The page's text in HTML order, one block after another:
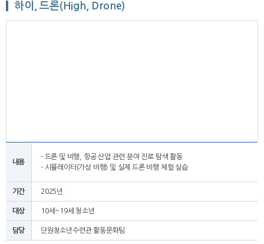
하이, 드론(High, Drone)
내용
- 드론 및 비행, 항공 산업 관련 분야 진로 탐색 활동
- 시뮬레이터(가상 비행) 및 실제 드론 비행 체험·실습
기간 2025년
대상 10세~19세 청소년
담당 단원청소년수련관 활동문화팀